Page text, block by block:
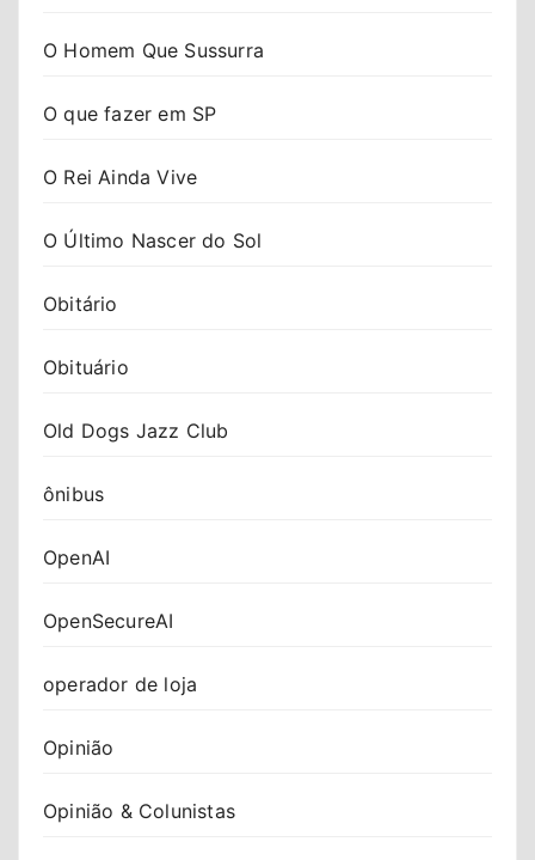
O Homem Que Sussurra
O que fazer em SP
O Rei Ainda Vive
O Último Nascer do Sol
Obitário
Obituário
Old Dogs Jazz Club
ônibus
OpenAI
OpenSecureAI
operador de loja
Opinião
Opinião & Colunistas